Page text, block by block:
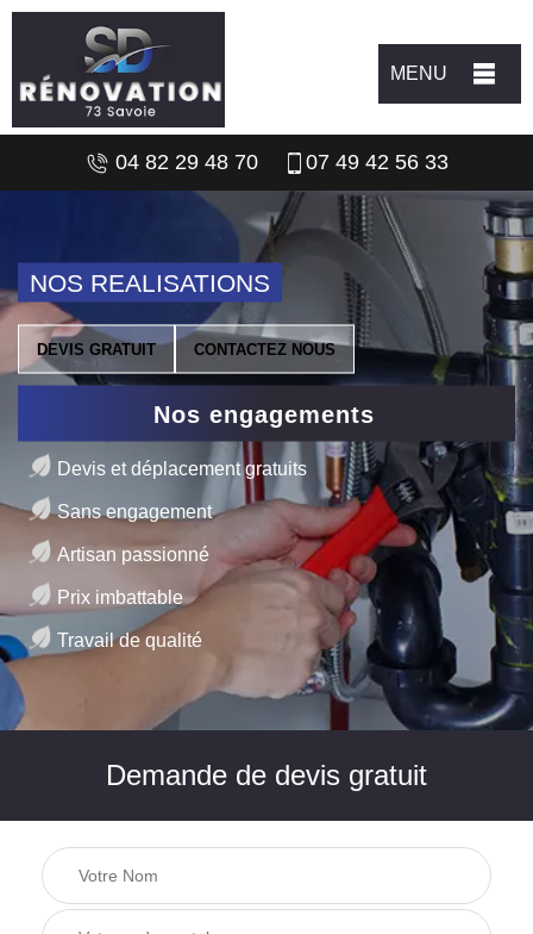
MENU
04 82 29 48 70 07 49 42 56 33
NOS REALISATIONS
DEVIS GRATUIT CONTACTEZ NOUS
Nos engagements
Devis et déplacement gratuits
Sans engagement
Artisan passionné
Prix imbattable
Travail de qualité
Demande de devis gratuit